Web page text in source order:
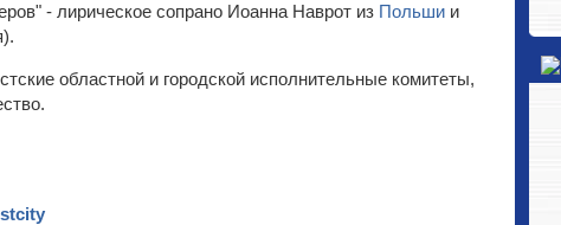
- лирическое сопрано Иоанна Наврот из Польши и
областной и городской исполнительные комитеты,